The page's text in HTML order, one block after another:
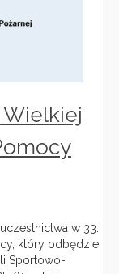
Wielkiej
w 33.
który odbędzie
Sportowo-